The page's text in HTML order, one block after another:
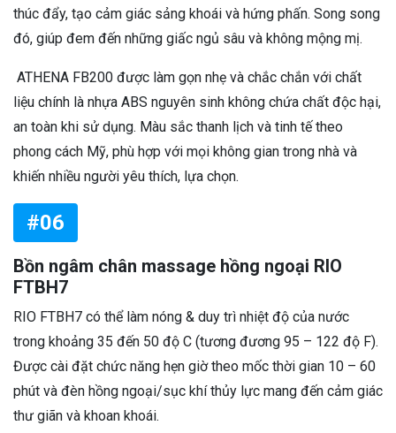
thúc đẩy, tạo cảm giác sảng khoái và hứng phấn. Song song
đó, giúp đem đến những giấc ngủ sâu và không mộng mị.
️ ATHENA FB200 được làm gọn nhẹ và chắc chắn với chất
liệu chính là nhựa ABS nguyên sinh không chứa chất độc hại,
an toàn khi sử dụng. Màu sắc thanh lịch và tinh tế theo
phong cách Mỹ, phù hợp với mọi không gian trong nhà và
khiến nhiều người yêu thích, lựa chọn.
#06
Bồn ngâm chân massage hồng ngoại RIO
FTBH7
RIO FTBH7 có thể làm nóng & duy trì nhiệt độ của nước
trong khoảng 35 đến 50 độ C (tương đương 95 – 122 độ F).
Được cài đặt chức năng hẹn giờ theo mốc thời gian 10 – 60
phút và đèn hồng ngoại/sục khí thủy lực mang đến cảm giác
thư giãn và khoan khoái.